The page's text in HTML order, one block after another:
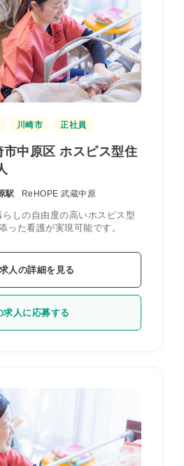
川崎市 正社員
市中原区 ホスピス型住
駅 ReHOPE 武蔵中原
しの自由度の高いホスピス型
った看護が実現可能です。
人の詳細を見る
求人に応募する